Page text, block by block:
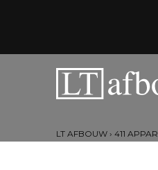
LT AFBOUW › 411